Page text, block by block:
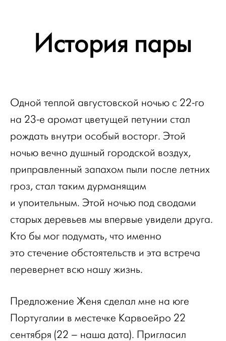
История пары
Одной теплой августовской ночью c 22-го
на 23-е аромат цветущей петунии стал
рождать внутри особый восторг. Этой
ночью вечно душный городской воздух,
приправленный запахом пыли после летних
гроз, стал таким дурманящим
и упоительным. Этой ночью под сводами
старых деревьев мы впервые увидели друга.
Кто бы мог подумать, что именно
это стечение обстоятельств и эта встреча
перевернет всю нашу жизнь.
Предложение Женя сделал мне на юге
Португалии в местечке Карвоейро 22
сентября (22 – наша дата). Пригласил